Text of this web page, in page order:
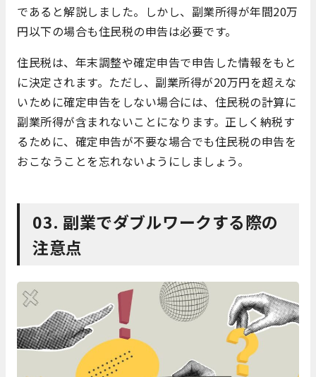
であると解説しました。しかし、副業所得が年間20万
円以下の場合も住民税の申告は必要です。
住民税は、年末調整や確定申告で申告した情報をもと
に決定されます。ただし、副業所得が20万円を超えな
いために確定申告をしない場合には、住民税の計算に
副業所得が含まれないことになります。正しく納税す
るために、確定申告が不要な場合でも住民税の申告を
おこなうことを忘れないようにしましょう。
03. 副業でダブルワークする際の
注意点